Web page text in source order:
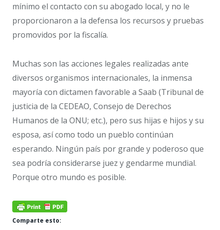
mínimo el contacto con su abogado local, y no le
proporcionaron a la defensa los recursos y pruebas
promovidos por la fiscalía.
Muchas son las acciones legales realizadas ante
diversos organismos internacionales, la inmensa
mayoría con dictamen favorable a Saab (Tribunal de
justicia de la CEDEAO, Consejo de Derechos
Humanos de la ONU; etc.), pero sus hijas e hijos y su
esposa, así como todo un pueblo continúan
esperando. Ningún país por grande y poderoso que
sea podría considerarse juez y gendarme mundial.
Porque otro mundo es posible.
Comparte esto: